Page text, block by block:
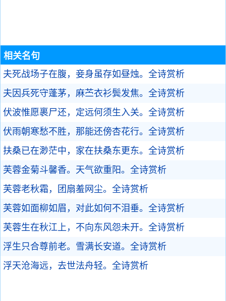
相关名句
夫死战场子在腹，妾身虽存如昼烛。 全诗赏析
夫因兵死守蓬茅，麻苎衣衫鬓发焦。 全诗赏析
伏波惟愿裹尸还，定远何须生入关。 全诗赏析
伏雨朝寒愁不胜，那能还傍杏花行。 全诗赏析
扶桑已在渺茫中，家在扶桑东更东。 全诗赏析
芙蓉金菊斗馨香。天气欲重阳。 全诗赏析
芙蓉老秋霜，团扇羞网尘。 全诗赏析
芙蓉如面柳如眉，对此如何不泪垂。 全诗赏析
芙蓉生在秋江上，不向东风怨未开。 全诗赏析
浮生只合尊前老。雪满长安道。 全诗赏析
浮天沧海远，去世法舟轻。 全诗赏析